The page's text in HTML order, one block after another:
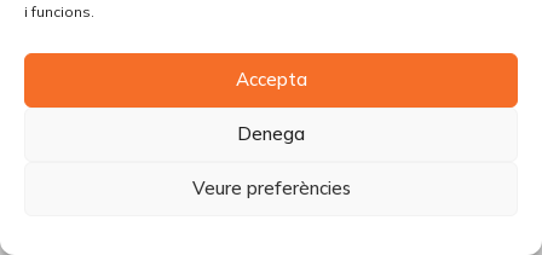
i funcions.
Accepta
Denega
Veure preferències